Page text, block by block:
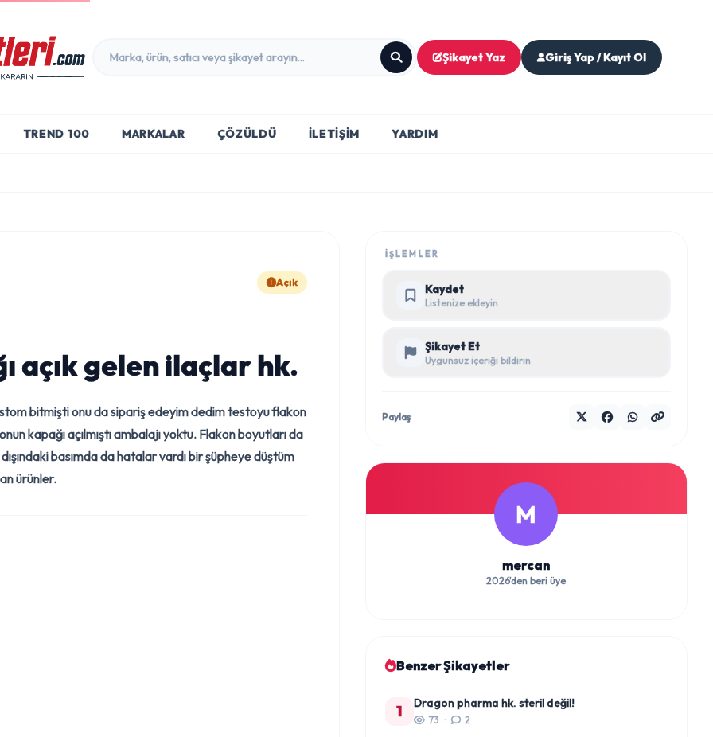
Şikayet Yaz Giriş Yap / Kayıt Ol
TREND 100 MARKALAR ÇÖZÜLDÜ İLETIŞIM YARDIM
Açık
açık gelen ilaçlar hk.
bitmişti onu da sipariş edeyim dedim testoyu flakon
kapağı açılmıştı ambalajı yoktu. Flakon boyutları da
basımda da hatalar vardı bir şüpheye düştüm
ürünler.
İŞLEMLER
Kaydet
Listenize ekleyin
Şikayet Et
Uygunsuz içeriği bildirin
Paylaş
M
mercan
2026'den beri üye
Benzer Şikayetler
1 Dragon pharma hk. steril değil!
73 · 2